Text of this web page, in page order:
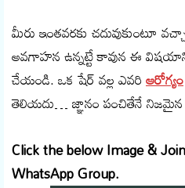
మీరు ఇంతవరకు చదువుకుంటూ
అవగాహన ఉన్నట్టే కావున ఈ
చేయండి. ఒక షేర్‌ వల్ల ఎవరిఆరోగ్యం
తెలియదు… జ్ఞానం పంచితేనే
Click the below Image &
WhatsApp Group.